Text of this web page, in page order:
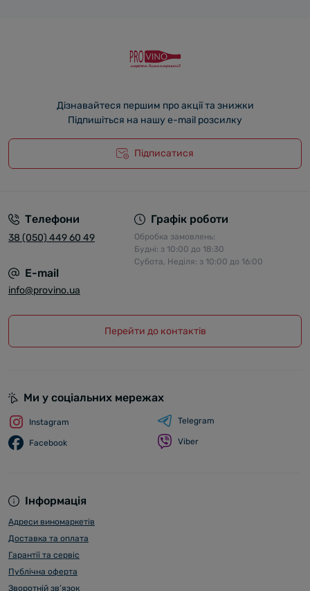
Дізнавайтеся першим про акції та знижки
Підпишіться на нашу e-mail розсилку
Підписатися
Телефони
38 (050) 449 60 49
Графік роботи
Обробка замовлень:
Будні: з 10:00 до 18:30
Субота, Неділя: з 10:00 до 16:00
E-mail
info@provino.ua
Перейти до контактів
Інформація
Адреси виномаркетів
Доставка та оплата
Гарантії та сервіс
Публічна оферта
Зворотній зв’язок
Ми у соціальних мережах
Instagram
Facebook
Telegram
Viber